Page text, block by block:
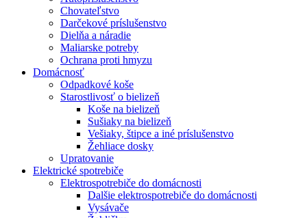
Chovateľstvo
Darčekové príslušenstvo
Dielňa a náradie
Maliarske potreby
Ochrana proti hmyzu
Domácnosť
Odpadkové koše
Starostlivosť o bielizeň
Koše na bielizeň
Sušiaky na bielizeň
Vešiaky, štipce a iné príslušenstvo
Žehliace dosky
Upratovanie
Elektrické spotrebiče
Elektrospotrebiče do domácnosti
Dalšie elektrospotrebiče do domácnosti
Vysávače